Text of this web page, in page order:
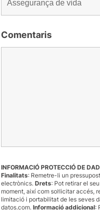
Comentaris
INFORMACIÓ PROTECCIÓ DE
Finalitats: Remetre-li un
electrònics. Drets: Pot retirar el
moment, així com sol·licitar accés,
limitació i portabilitat de les seves
datos.com. Informació addicional: